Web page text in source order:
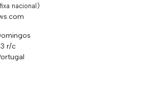
nacional)
r/c